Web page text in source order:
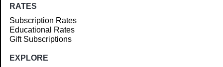
RATES
Subscription Rates
Educational Rates
Gift Subscriptions
EXPLORE